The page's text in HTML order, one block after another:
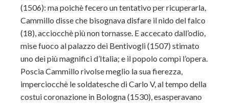
(1506): ma poichè fecero un tentativo per ricuperarla,
Cammillo disse che bisognava disfare il nido del falco
(18), acciocchè più non tornasse. E accecato dall’odio,
mise fuoco al palazzo dei Bentivogli (1507) stimato
uno dei più magnifici d’Italia; e il popolo compì l’opera.
Poscia Cammillo rivolse meglio la sua fierezza,
imperciocchè le soldatesche di Carlo V, al tempo della
costui coronazione in Bologna (1530), esasperavano